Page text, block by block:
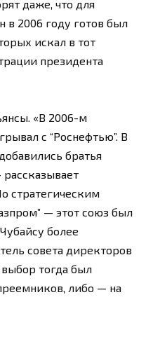
даже, что для
в 2006 году готов был
искал в тот
президента
«В 2006-м
с “Роснефтью”. В
братья
стратегическим
— этот союз был
более
совета директоров
тогда был
либо — на